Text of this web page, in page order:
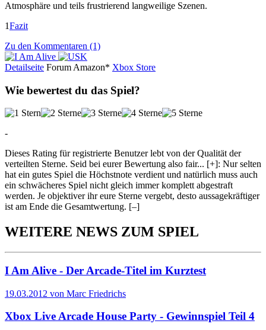
Atmosphäre und teils frustrierend langweilige Szenen.
1Fazit
Zu den Kommentaren (1)
Detailseite Forum Amazon* Xbox Store
Wie bewertest du das Spiel?
-
Dieses Rating für registrierte Benutzer lebt von der Qualität der
verteilten Sterne. Seid bei eurer Bewertung also fair... [+]: Nur selten
hat ein gutes Spiel die Höchstnote verdient und natürlich muss auch
ein schwächeres Spiel nicht gleich immer komplett abgestraft
werden. Je objektiver ihr eure Sterne vergebt, desto aussagekräftiger
ist am Ende die Gesamtwertung. [–]
WEITERE NEWS ZUM SPIEL
I Am Alive - Der Arcade-Titel im Kurztest
19.03.2012 von Marc Friedrichs
Xbox Live Arcade House Party - Gewinnspiel Teil 4